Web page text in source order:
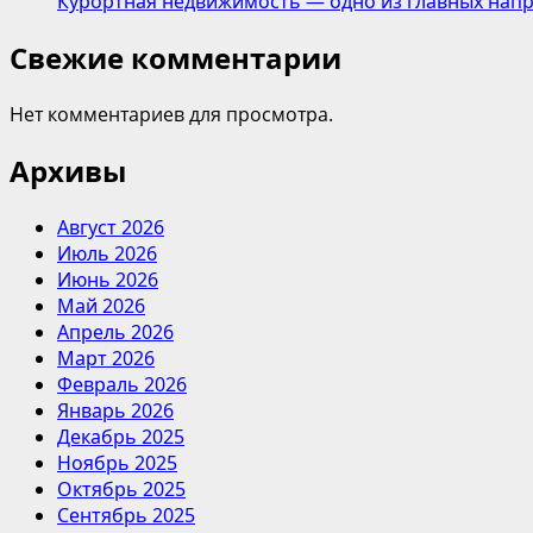
Свежие комментарии
Нет комментариев для просмотра.
Архивы
Август 2026
Июль 2026
Июнь 2026
Май 2026
Апрель 2026
Март 2026
Февраль 2026
Январь 2026
Декабрь 2025
Ноябрь 2025
Октябрь 2025
Сентябрь 2025